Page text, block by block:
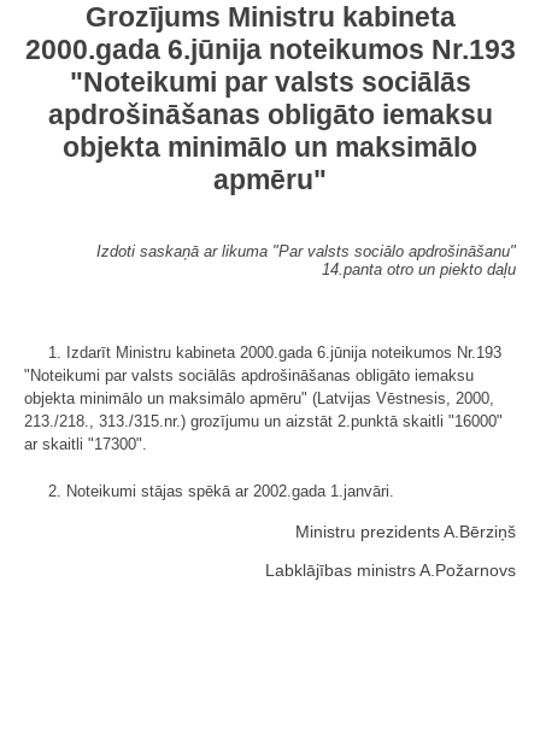
Grozījums Ministru kabineta
2000.gada 6.jūnija noteikumos Nr.193
"Noteikumi par valsts sociālās
apdrošināšanas obligāto iemaksu
objekta minimālo un maksimālo
apmēru"
Izdoti saskaņā ar likuma "Par valsts sociālo apdrošināšanu"
14.panta otro un piekto daļu
1. Izdarīt Ministru kabineta 2000.gada 6.jūnija noteikumos Nr.193
"Noteikumi par valsts sociālās apdrošināšanas obligāto iemaksu
objekta minimālo un maksimālo apmēru" (Latvijas Vēstnesis, 2000,
213./218., 313./315.nr.) grozījumu un aizstāt 2.punktā skaitli "16000"
ar skaitli "17300".
2. Noteikumi stājas spēkā ar 2002.gada 1.janvāri.
Ministru prezidents A.Bērziņš
Labklājības ministrs A.Požarnovs